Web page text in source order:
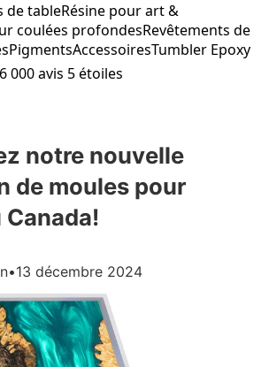
de tableRésine pour art &
coulées profondesRevêtements de
PigmentsAccessoiresTumbler Epoxy
000 avis 5 étoiles
notre nouvelle
de moules pour
•13 décembre 2024